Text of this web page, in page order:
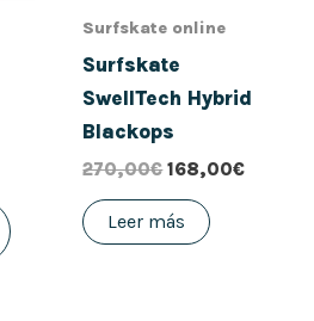
Surfskate online
Surfskate
SwellTech Hybrid
Blackops
270,00€ 168,00€
Leer más